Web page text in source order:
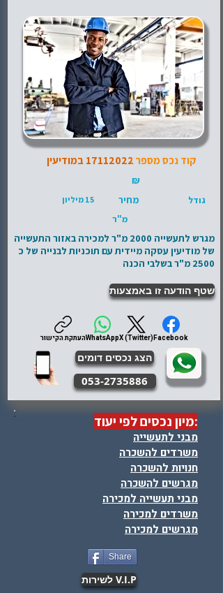
17112022 במודיעין קוד נכס מספר :
₪
גודל 15 מיליון מחיר
מ"ר
מגרש לתעשייה 2000 מ"ר למכירה באזור התעשייה
של מודיעין עסקה מיידית עם תוכניות לבנייה של כ
2500 מ"ר בשלבי הכנה
שטף הודעה זו באמצעות
Facebook
X (Twitter)
WhatsAppהעתקת הקישור
הצג נכסים דומים
053-2735886
:מיון נכסים לפי יעוד
מבני לתעשייה
משרדים להשכרה
חנויות להשכרה
מגרשים להשכרה
מבני תעשייה למכירה
משרדים למכירה
מגרשים למכירה
Share
V.I.P לשירות